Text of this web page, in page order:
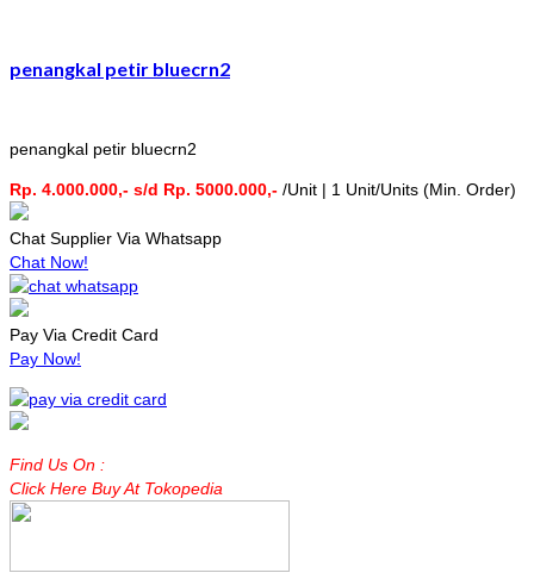
penangkal petir bluecrn2
penangkal petir bluecrn2
Rp. 4.000.000,- s/d Rp. 5000.000,- /Unit | 1 Unit/Units (Min. Order)
Chat Supplier Via Whatsapp
Chat Now!
Pay Via Credit Card
Pay Now!
Find Us On :
Click Here Buy At Tokopedia